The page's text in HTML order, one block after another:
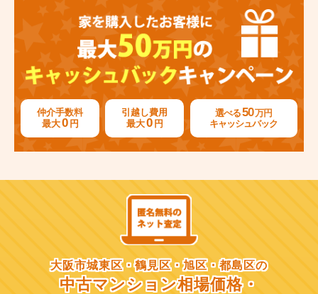
仲介手数料
最大0 円
引越し費用
最大0 円
選べる50万円
キャッシュバック
大阪市城東区・鶴見区・旭区・都島区の
中古マンション相場価格・